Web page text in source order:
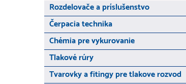
Rozdelovače a príslušenstvo
Čerpacia technika
Chémia pre vykurovanie
Tlakové rúry
Tvarovky a fitingy pre tlakove rozvod